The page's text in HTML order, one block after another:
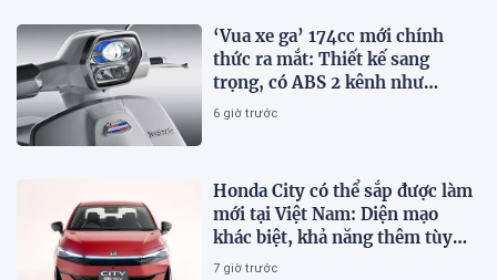
‘Vua xe ga’ 174cc mới chính
thức ra mắt: Thiết kế sang
trọng, có ABS 2 kênh như
Honda SH, giá hấp dẫn
6 giờ trước
Honda City có thể sắp được làm
mới tại Việt Nam: Diện mạo
khác biệt, khả năng thêm tùy
chọn hybrid?
7 giờ trước